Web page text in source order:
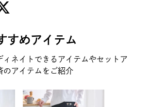
すめアイテム
ィネイトできるアイテムやセットア
のアイテムをご紹介